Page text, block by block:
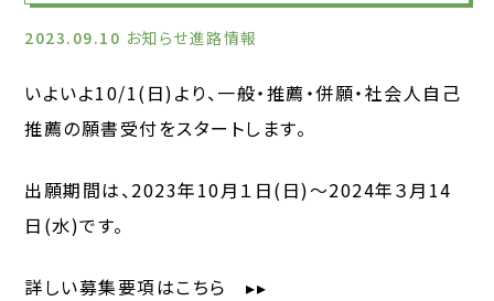
2023.09.10 お知らせ進路情報
いよいよ10/1(日)より、一般・推薦・併願・社会人自己
推薦の願書受付をスタートします。
出願期間は、2023年10月１日(日)～2024年３月14
日(水)です。
詳しい募集要項はこちら ▸▸